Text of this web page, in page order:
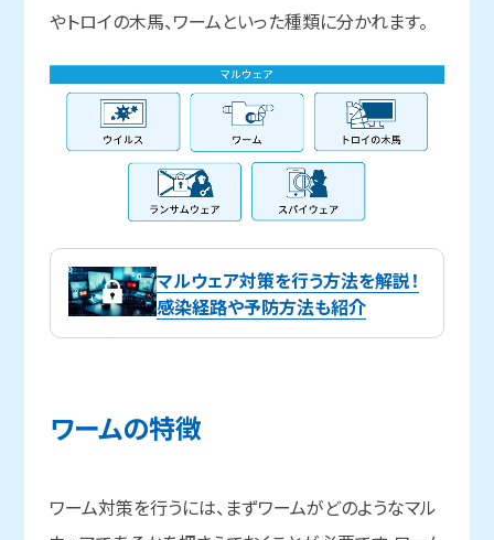
やトロイの木馬、ワームといった種類に分かれます。
マルウェア対策を行う方法を解説！
感染経路や予防方法も紹介
ワームの特徴
ワーム対策を行うには、まずワームがどのようなマル